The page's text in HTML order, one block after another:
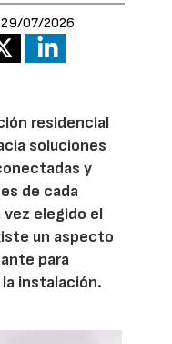
29/07/2026
residencial
soluciones
y
de cada
vez elegido el
un aspecto
para
instalación.